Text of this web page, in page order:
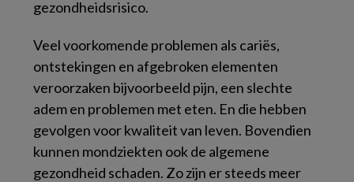
gezondheidsrisico.
Veel voorkomende problemen als cariës,
ontstekingen en afgebroken elementen
veroorzaken bijvoorbeeld pijn, een slechte
adem en problemen met eten. En die hebben
gevolgen voor kwaliteit van leven. Bovendien
kunnen mondziekten ook de algemene
gezondheid schaden. Zo zijn er steeds meer